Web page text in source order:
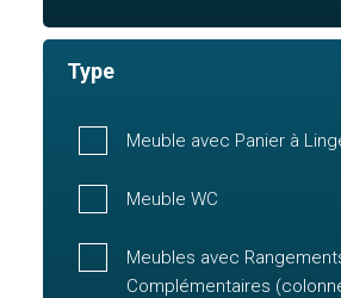
Type
Meuble avec Panier à
Meuble WC
Meubles avec
Complémentaires